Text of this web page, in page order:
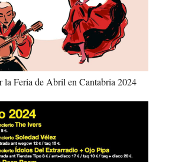
la Feria de Abril en Cantabria 2024